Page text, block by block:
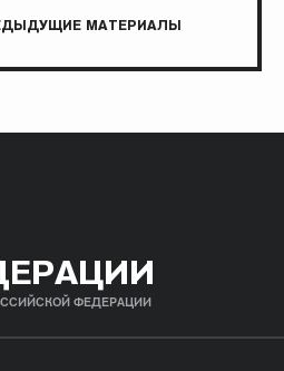
МАТЕРИАЛЫ
ФЕДЕРАЦИИ